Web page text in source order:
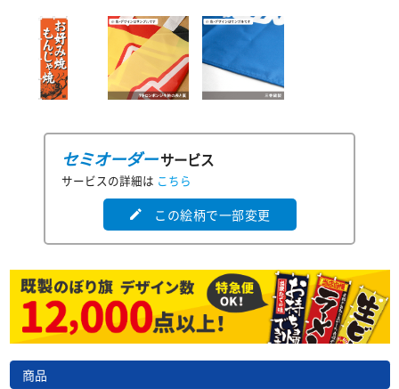
セミオーダーサービス
サービスの詳細は こちら
edit この絵柄で一部変更
商品